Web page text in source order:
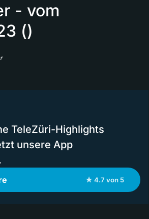
- vom
()
TeleZüri-Highlights
unsere App
★ 4.7 von 5